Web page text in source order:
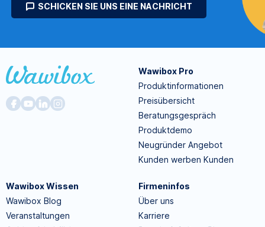
SCHICKEN SIE UNS EINE NACHRICHT
Wawibox Pro
Produktinformationen
Preisübersicht
Beratungsgespräch
Produktdemo
Neugründer Angebot
Kunden werben Kunden
Wawibox Wissen
Wawibox Blog
Veranstaltungen
Firmeninfos
Über uns
Karriere